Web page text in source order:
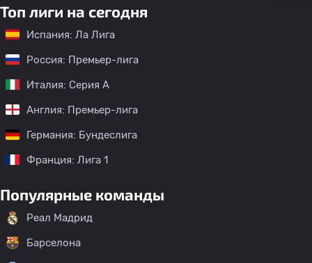
Топ лиги на сегодня
Испания: Ла Лига
Россия: Премьер-лига
Италия: Серия А
Англия: Премьер-лига
Германия: Бундеслига
Франция: Лига 1
Популярные команды
Реал Мадрид
Барселона